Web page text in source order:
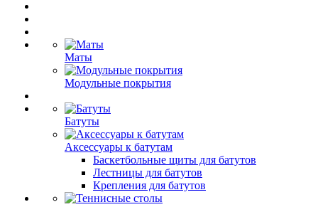
Маты
Модульные покрытия
Батуты
Аксессуары к батутам
Баскетбольные щиты для батутов
Лестницы для батутов
Крепления для батутов